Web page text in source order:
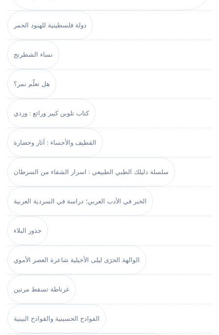
دولة فلسطينية للهنود الحمر
نساء الشطرنج
هل تعلّم نمر؟
كتاب تلوين كبير ورائع : وردي
القطيف والأحساء : آثار وحضارة
سلسلة دليلك الطبي الطبيعي : اسرار الشفاء من السرطان
الخبر في الأدب العربي؛ دراسة في السردية العربية
جذور البلاء
الوالهة الحرَى ليلى الأخيلية شاعرة العصر الأموي
غرناطة تسقط مرتين
الفوادح الحسينية والقوادح البينية